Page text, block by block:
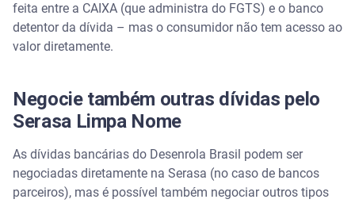
feita entre a CAIXA (que administra do FGTS) e o banco
detentor da dívida – mas o consumidor não tem acesso ao
valor diretamente.
Negocie também outras dívidas pelo
Serasa Limpa Nome
As dívidas bancárias do Desenrola Brasil podem ser
negociadas diretamente na Serasa (no caso de bancos
parceiros), mas é possível também negociar outros tipos